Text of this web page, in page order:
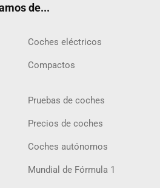
de...
Coches eléctricos
Compactos
Pruebas de coches
Precios de coches
Coches autónomos
Mundial de Fórmula 1